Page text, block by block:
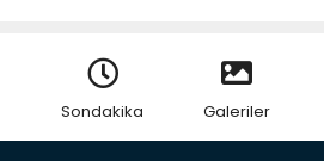
Sondakika Galeriler